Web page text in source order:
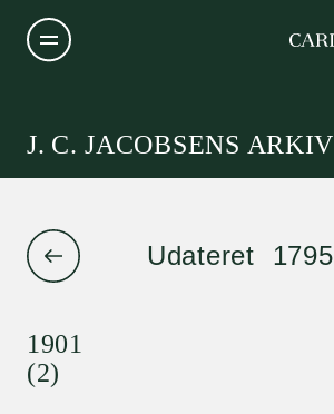
J. C. JACOBSENS ARKIV
Udateret 1795
1901
(2)